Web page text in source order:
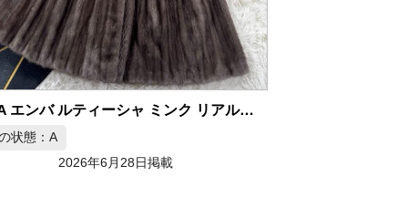
EMBA エンバ ルティーシャ ミンク リアルファー コート XL相当
状態：A
2026年6月28日掲載